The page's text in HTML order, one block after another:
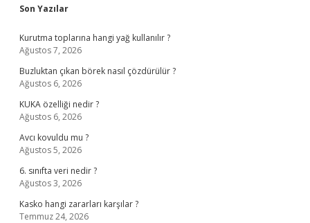
Sidebar
Son Yazılar
Kurutma toplarına hangi yağ kullanılır ?
Ağustos 7, 2026
Buzluktan çıkan börek nasıl çözdürülür ?
Ağustos 6, 2026
KUKA özelliği nedir ?
Ağustos 6, 2026
Avcı kovuldu mu ?
Ağustos 5, 2026
6. sınıfta veri nedir ?
Ağustos 3, 2026
Kasko hangi zararları karşılar ?
Temmuz 24, 2026